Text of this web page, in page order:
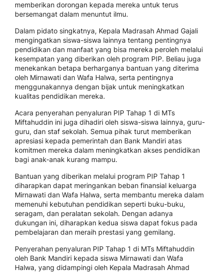
memberikan dorongan kepada mereka untuk terus
bersemangat dalam menuntut ilmu.
Dalam pidato singkatnya, Kepala Madrasah Ahmad Gajali
mengingatkan siswa-siswa lainnya tentang pentingnya
pendidikan dan manfaat yang bisa mereka peroleh melalui
kesempatan yang diberikan oleh program PIP. Beliau juga
menekankan betapa berharganya bantuan yang diterima
oleh Mirnawati dan Wafa Halwa, serta pentingnya
menggunakannya dengan bijak untuk meningkatkan
kualitas pendidikan mereka.
Acara penyerahan penyaluran PIP Tahap 1 di MTs
Miftahuddin ini juga dihadiri oleh siswa-siswa lainnya, guru-
guru, dan staf sekolah. Semua pihak turut memberikan
apresiasi kepada pemerintah dan Bank Mandiri atas
komitmen mereka dalam meningkatkan akses pendidikan
bagi anak-anak kurang mampu.
Bantuan yang diberikan melalui program PIP Tahap 1
diharapkan dapat meringankan beban finansial keluarga
Mirnawati dan Wafa Halwa, serta membantu mereka dalam
memenuhi kebutuhan pendidikan seperti buku-buku,
seragam, dan peralatan sekolah. Dengan adanya
dukungan ini, diharapkan kedua siswa dapat fokus pada
pembelajaran dan meraih prestasi yang gemilang.
Penyerahan penyaluran PIP Tahap 1 di MTs Miftahuddin
oleh Bank Mandiri kepada siswa Mirnawati dan Wafa
Halwa, yang didampingi oleh Kepala Madrasah Ahmad